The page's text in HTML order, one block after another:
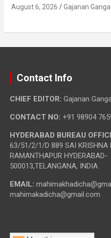
August 6, 2026 Gajanan
Contact Info
CHIEF EDITOR: Gajanan
CONTACT NO: +91 98904
HYDERABAD BUREAU
63/51/2/1/D 889 SAI KRISHNA
RAMANTHAPUR HYDERABAD-
500013,TELANGANA, INDIA.
EMAIL:
mahimakadicha@gmail.com